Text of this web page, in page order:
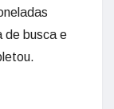
de busca e